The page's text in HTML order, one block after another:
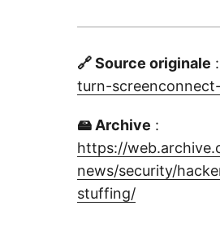
🔗 Source originale :
turn-
🖴 Archive :
https://
news/security/
stuffing/